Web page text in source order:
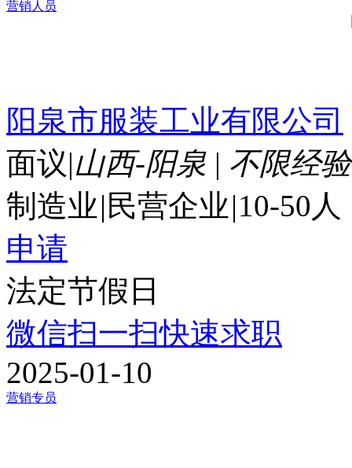
营销人员
阳泉市服装工业有限公司
面议|山西-阳泉 | 不限经验
制造业| 民营企业|10-50人
申请
法定节假日
微信扫一扫快速求职
2025-01-10
营销专员